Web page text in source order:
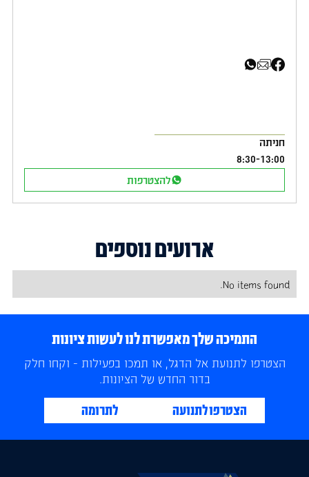
חניתה
8:30-13:00
להצטרפות
ארועים נוספים
No items found.
התמיכה שלך מאפשרת לנו לעשות ציונות
הצטרפו לתנועת אל הדגל, או תמכו בפעילות - וקחו חלק
בדור החדש של הציונות.
הצטרפו לתנועה לתרומה